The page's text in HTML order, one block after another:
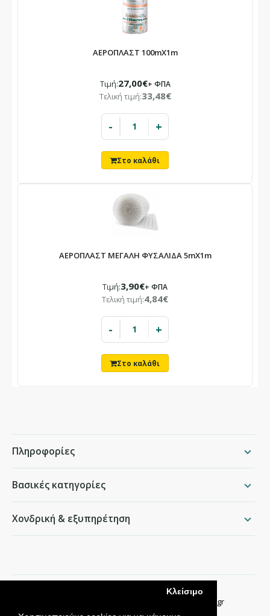
Κλείσιμο
ΑΕΡΟΠΛΑΣΤ 100mX1m
Τιμή:27,00€+ ΦΠΑ
Τελική τιμή:33,48€
- +
ΑΕΡΟΠΛΑΣΤ ΜΕΓΑΛΗ ΦΥΣΑΛΙΔΑ 5mX1m
Τιμή:3,90€+ ΦΠΑ
Τελική τιμή:4,84€
- +
Πληροφορίες
Βασικές κατηγορίες
Χονδρική & εξυπηρέτηση
info@packing.gr